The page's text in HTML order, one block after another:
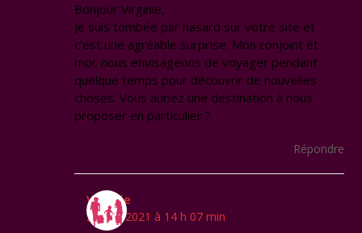
Bonjour Virginie,
Je suis tombée par hasard sur votre site et
c’est une agréable surprise. Mon conjoint et
moi, nous envisageons de voyager pendant
quelque temps pour découvrir de nouvelles
choses. Vous auriez une destination à nous
proposer en particulier ?
Répondre
Virginie
21 mai 2021 à 14 h 07 min